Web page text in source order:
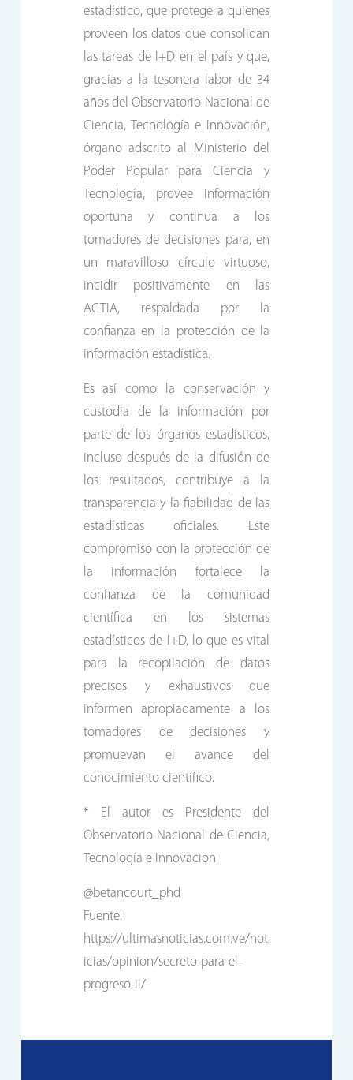
estadístico, que protege a quienes
proveen los datos que consolidan
las tareas de I+D en el país y que,
gracias a la tesonera labor de 34
años del Observatorio Nacional de
Ciencia, Tecnología e Innovación,
órgano adscrito al Ministerio del
Poder Popular para Ciencia y
Tecnología, provee información
oportuna y continua a los
tomadores de decisiones para, en
un maravilloso círculo virtuoso,
incidir positivamente en las
ACTIA, respaldada por la
confianza en la protección de la
información estadística.
Es así como la conservación y
custodia de la información por
parte de los órganos estadísticos,
incluso después de la difusión de
los resultados, contribuye a la
transparencia y la fiabilidad de las
estadísticas oficiales. Este
compromiso con la protección de
la información fortalece la
confianza de la comunidad
científica en los sistemas
estadísticos de I+D, lo que es vital
para la recopilación de datos
precisos y exhaustivos que
informen apropiadamente a los
tomadores de decisiones y
promuevan el avance del
conocimiento científico.
* El autor es Presidente del
Observatorio Nacional de Ciencia,
Tecnología e Innovación
@betancourt_phd
Fuente:
https://ultimasnoticias.com.ve/not
icias/opinion/secreto-para-el-
progreso-ii/